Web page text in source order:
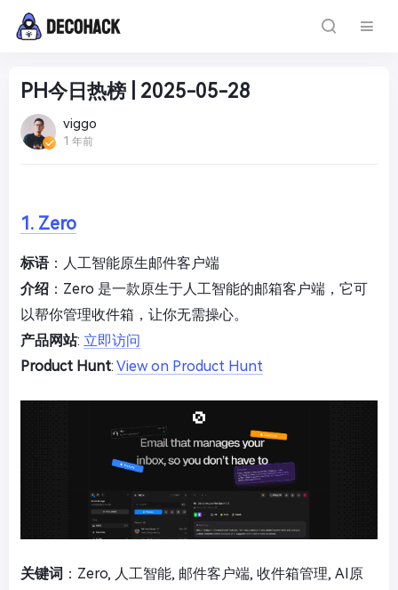
PH今日热榜 | 2025-05-28
viggo
1 年前
1. Zero
标语：人工智能原生邮件客户端
介绍 ：Zero 是一款原生于人工智能的邮箱客户端，它可
以帮你管理收件箱，让你无需操心。
产品网站: 立即访问
Product Hunt: View on Product Hunt
关键词 ：Zero, 人工智能, 邮件客户端, 收件箱管理, AI原